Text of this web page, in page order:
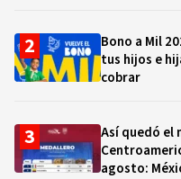
Bono a Mil
tus hijos e
cobrar
Así quedó el
agosto: